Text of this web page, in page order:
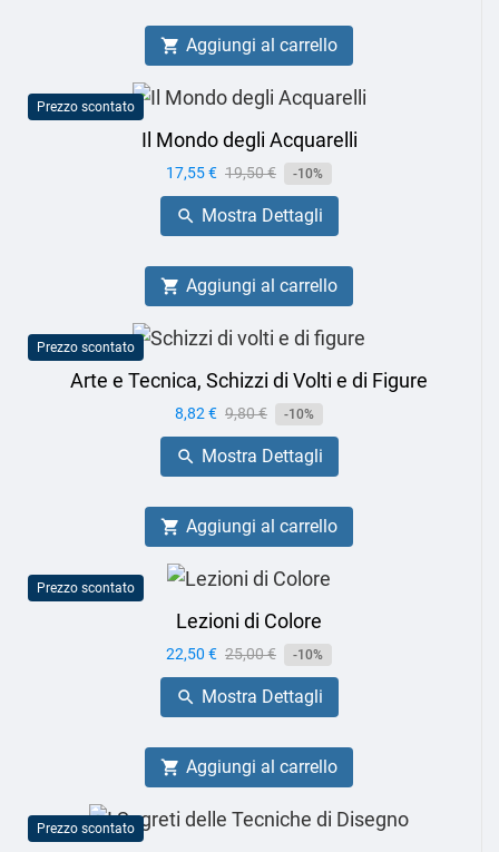
 Aggiungi al carrello
Prezzo scontato
Il Mondo degli Acquarelli
Prezzo
17,55 € Prezzo
base
19,50 € -10%
 Mostra Dettagli
 Aggiungi al carrello
Prezzo scontato
Arte e Tecnica, Schizzi di Volti e di Figure
Prezzo
8,82 € Prezzo
base
9,80 € -10%
 Mostra Dettagli
 Aggiungi al carrello
Prezzo scontato
Lezioni di Colore
Prezzo
22,50 € Prezzo
base
25,00 € -10%
 Mostra Dettagli
 Aggiungi al carrello
Prezzo scontato